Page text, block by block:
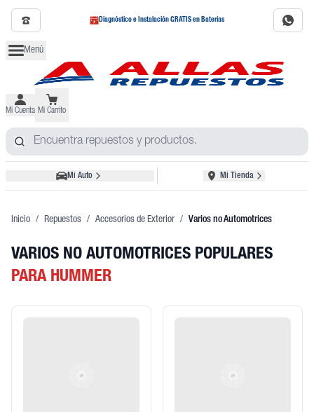
Diagnóstico e Instalación GRATIS en Baterías
Menú
Mi Cuenta Mi Carrito
Mi Auto Mi Tienda
Inicio / Repuestos / Accesorios de Exterior / Varios no Automotrices
VARIOS NO AUTOMOTRICES POPULARES
PARA HUMMER